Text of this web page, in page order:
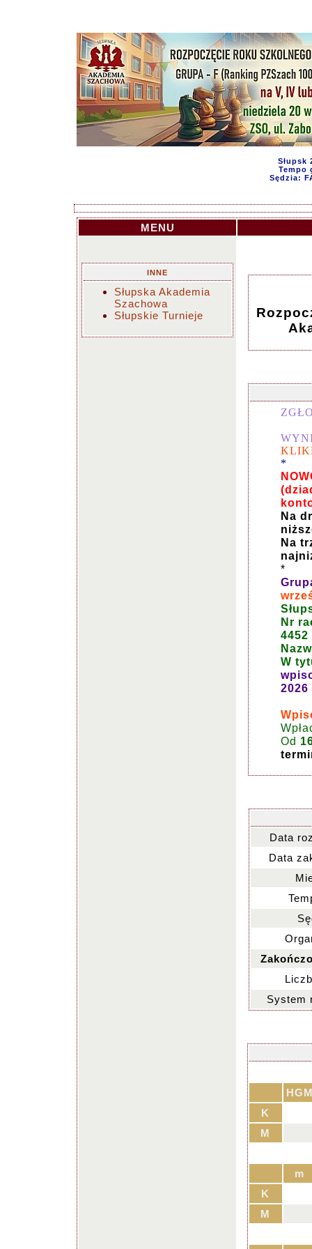
Słupsk
Tempo
Sędzia:
MENU
INNE
Słupska Akademia
Szachowa
Słupskie Turnieje
*
Na
Na
*
Nr
4452
W
Od
Data
Data
System
K
M
m
K
M